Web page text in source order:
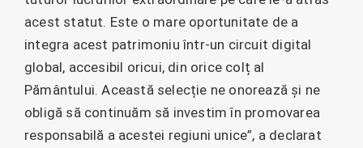
acest statut. Este o mare oportunitate de a
integra acest patrimoniu într-un circuit digital
global, accesibil oricui, din orice colț al
Pământului. Această selecție ne onorează și ne
obligă să continuăm să investim în promovarea
responsabilă a acestei regiuni unice”, a declarat